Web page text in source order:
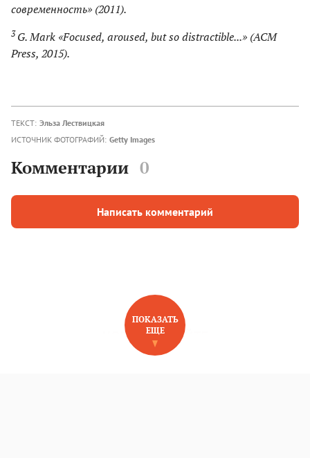
современность» (2011).
3 G. Mark «Focused, aroused, but so distractible...» (ACM
Press, 2015).
ТЕКСТ: Эльза Лествицкая
ИСТОЧНИК ФОТОГРАФИЙ: Getty Images
Комментарии 0
Написать комментарий
НОВОЕ НА САЙТЕ
ПОКАЗАТЬ
ЕЩЕ